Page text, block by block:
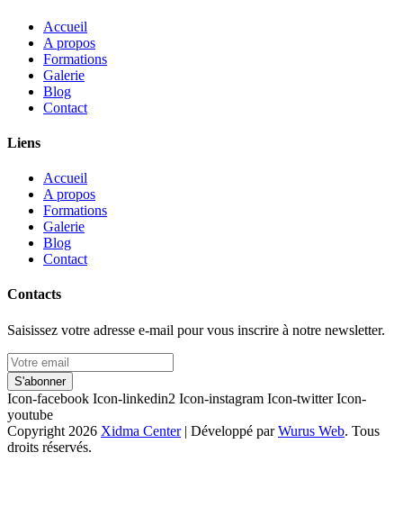
Accueil
A propos
Formations
Galerie
Blog
Contact
Liens
Accueil
A propos
Formations
Galerie
Blog
Contact
Contacts
Saisissez votre adresse e-mail pour vous inscrire à notre newsletter.
S'abonner
Icon-facebook Icon-linkedin2 Icon-instagram Icon-twitter Icon-
youtube
Copyright 2026 Xidma Center| Développé parWurus Web. Tous
droits réservés.